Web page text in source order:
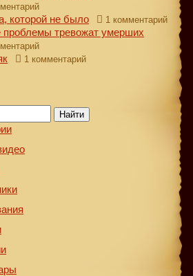
которой не было 1 комментарий
тревожат умерших
1 комментарий
Найти